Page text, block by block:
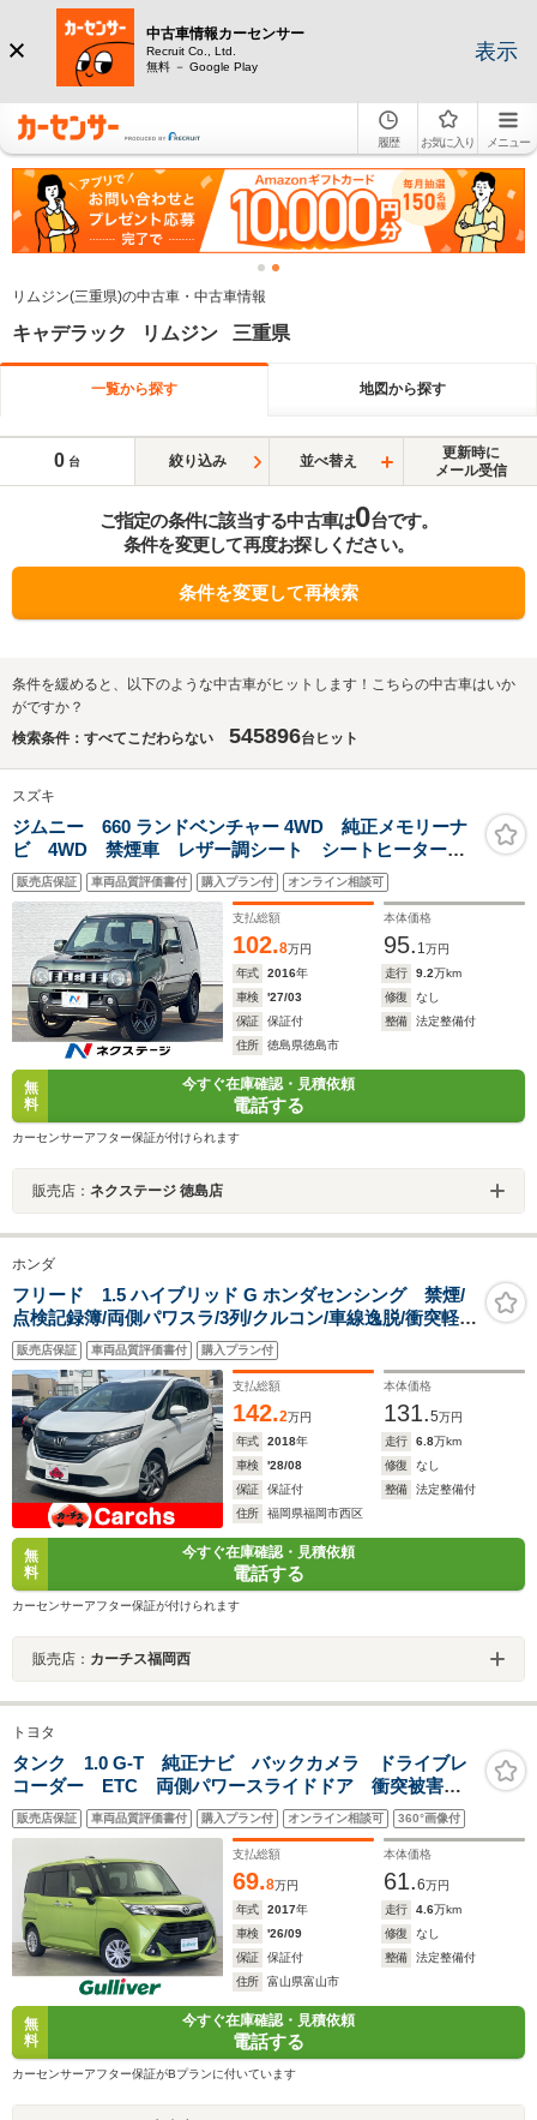
中古車情報カーセンサー
Recruit Co., Ltd.
無料 － Google Play
表示
履歴 お気に入り メニュー
リムジン(三重県)の中古車・中古車情報
キャデラック リムジン 三重県
一覧から探す 地図から探す
0 台 絞り込み 並べ替え
更新時に
メール受信
ご指定の条件に該当する中古車は0台です。
条件を変更して再度お探しください。
条件を変更して再検索
条件を緩めると、以下のような中古車がヒットします！こちらの中古車はいか
がですか？
検索条件：すべてこだわらない
545896台ヒット
スズキ
ジムニー 660 ランドベンチャー 4WD 純正メモリーナ
ビ 4WD 禁煙車 レザー調シート シートヒーター
ETC CD 地デジ
販売店保証 車両品質評価書付 購入プラン付 オンライン相談可
支払総額
102.8万円
本体価格
95. 1万円
年式
2016年 走行 9.2万km
車検
'27/03 修復
なし
保証
保証付 整備
法定整備付
住所
徳島県徳島市
無
料
今すぐ在庫確認・見積依頼
電話する
カーセンサーアフター保証が付けられます
販売店： ネクステージ 徳島店
ホンダ
フリード 1.5 ハイブリッド G ホンダセンシング 禁煙/
点検記録簿/両側パワスラ/3列/クルコン/車線逸脱/衝突軽
減/Bカメ/ドラレコ/ETC/LED
販売店保証 車両品質評価書付 購入プラン付
支払総額
142.2万円
本体価格
131.5万円
年式
2018年 走行 6.8万km
車検
'28/08 修復
なし
保証
保証付 整備
法定整備付
住所
福岡県福岡市西区
無
料
今すぐ在庫確認・見積依頼
電話する
カーセンサーアフター保証が付けられます
販売店： カーチス福岡西
トヨタ
タンク 1.0 G-T 純正ナビ バックカメラ ドライブレ
コーダー ETC 両側パワースライドドア 衝突被害軽
減システム 横滑り防止装置 アイドリングストップ
オートハロゲンライト フォグライト ステアリングス
イッチ AAC
販売店保証 車両品質評価書付 購入プラン付 オンライン相談可 360°画像付
支払総額
69.8万円
本体価格
61.6万円
年式
2017年 走行 4.6万km
車検
'26/09 修復
なし
保証
保証付 整備
法定整備付
住所
富山県富山市
無
料
今すぐ在庫確認・見積依頼
電話する
カーセンサーアフター保証がBプランに付いています